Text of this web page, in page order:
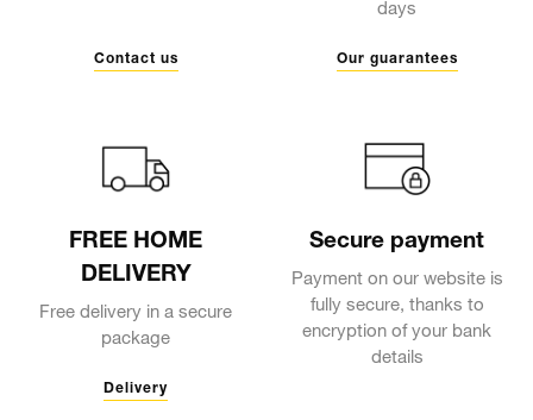
Contact us
days
Our guarantees
FREE HOME
DELIVERY
Free delivery in a secure
package
Delivery
Secure payment
Payment on our website is
fully secure, thanks to
encryption of your bank
details